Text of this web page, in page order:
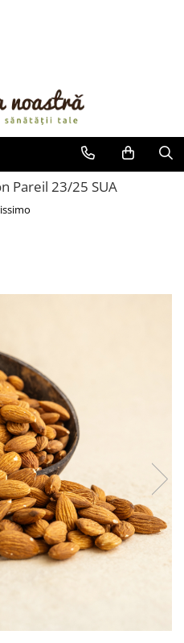
Pareil 23/25 SUA